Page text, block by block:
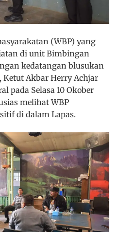
(WBP) yang
di unit Bimbingan
kedatangan blusukan
Ketut Akbar Herry Achjar
pada Selasa 10 Okober
melihat WBP
di dalam Lapas.